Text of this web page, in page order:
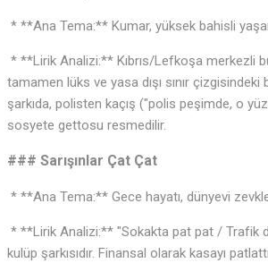
* **Ana Tema:** Kumar, yüksek bahisli
* **Lirik Analizi:** Kıbrıs/Lefkoşa merkezli
tamamen lüks ve yasa dışı sınır
şarkıda, polisten kaçış ("polis peşimde, o
sosyete gettosu resmedilir.
### Sarışınlar Çat Çat
* **Ana Tema:** Gece hayatı, dünyevi
* **Lirik Analizi:** "Sokakta pat pat / Trafik
kulüp şarkısıdır. Finansal olarak kasayı